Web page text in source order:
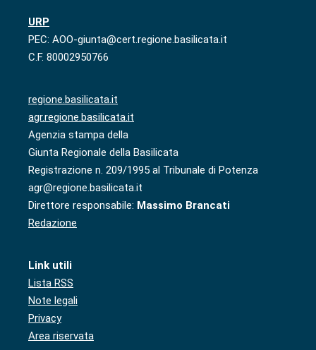
URP
PEC: AOO-giunta@cert.regione.basilicata.it
C.F. 80002950766
regione.basilicata.it
agr.regione.basilicata.it
Agenzia stampa della
Giunta Regionale della Basilicata
Registrazione n. 209/1995 al Tribunale di Potenza
agr@regione.basilicata.it
Direttore responsabile: Massimo Brancati
Redazione
Link utili
Lista RSS
Note legali
Privacy
Area riservata